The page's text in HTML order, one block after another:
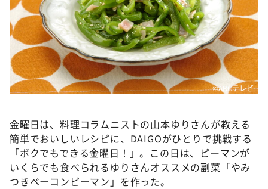
教えて！ニュースライブ 正義のミカタ
ＬＩＦＥ～夢のカタチ～
新婚さんいらっしゃい！
ポツンと一軒家
ザキ山小屋本館
アナ回覧板
©️ABCテレビ
金曜日は、料理コラムニストの山本ゆりさんが教える
簡単でおいしいレシピに、DAIGOがひとりで挑戦する
「ボクでもできる金曜日！」。この日は、ピーマンが
いくらでも食べられるゆりさんオススメの副菜「やみ
つきベーコンピーマン」を作った。